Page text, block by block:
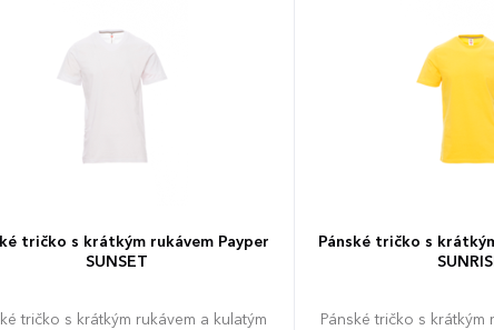
tričko s krátkým rukávem Payper
SUNSET
tričko s krátkým rukávem a kulatým
Pánské tričko s
Pánské tričko s krátkým